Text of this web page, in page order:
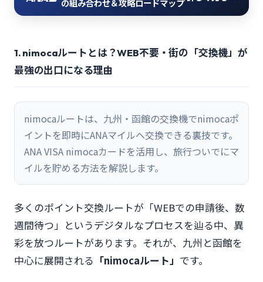
の組み合わせ＆攻略ロードマップ
1. nimocaルートとは？WEB不要・街の「交換機」が
最強の出口になる理由
nimocaルートは、九州・函館の交換機でnimocaポ
イントを即時にANAマイルへ交換できる裏技です。
ANA VISA nimocaカードを活用し、旅行ついでにマ
イルを貯める方法を解説します。
多くのポイント交換ルートが「WEBでの申請後、数
週間待つ」というデジタルなプロセスを辿る中、異
彩を放つルートがあります。それが、九州と函館を
中心に展開される 「nimocaルート」 です。